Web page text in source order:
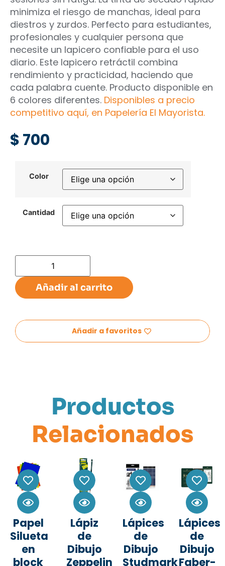
minimiza el riesgo de manchas, ideal para
diestros y zurdos. Perfecto para estudiantes,
profesionales y cualquier persona que
necesite un lapicero confiable para el uso
diario. Este lapicero retráctil combina
rendimiento y practicidad, haciendo que
cada palabra cuente. Producto disponible en
6 colores diferentes. Disponibles a precio
competitivo aquí, en Papelería El Mayorista.
$700
Color
Cantidad
Añadir al carrito
Añadir a favoritos
Productos
Relacionados
Papel
Silueta
en
block
Lápiz
de
Dibujo
Zeppelin
Lápices
de
Dibujo
Studmark
Lápices
de
Dibujo
Faber-